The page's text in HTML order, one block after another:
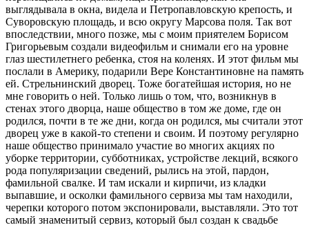
выглядывала в окна, видела и Петропавловскую крепость, и
Суворовскую площадь, и всю округу Марсова поля. Так вот
впоследствии, много позже, мы с моим приятелем Борисом
Григорьевым создали видеофильм и снимали его на уровне
глаз шестилетнего ребенка, стоя на коленях. И этот фильм мы
послали в Америку, подарили Вере Константиновне на память
ей. Стрельнинский дворец. Тоже богатейшая история, но не
мне говорить о ней. Только лишь о том, что, возникнув в
стенах этого дворца, наше общество в том же доме, где он
родился, почти в те же дни, когда он родился, мы считали этот
дворец уже в какой-то степени и своим. И поэтому регулярно
наше общество принимало участие во многих акциях по
уборке территории, субботниках, устройстве лекций, всякого
рода популяризации сведений, рылись на этой, пардон,
фамильной свалке. И там искали и кирпичи, из кладки
выпавшие, и осколки фамильного сервиза мы там находили,
черепки которого потом экспонировали, выставляли. Это тот
самый знаменитый сервиз, который был создан к свадьбе